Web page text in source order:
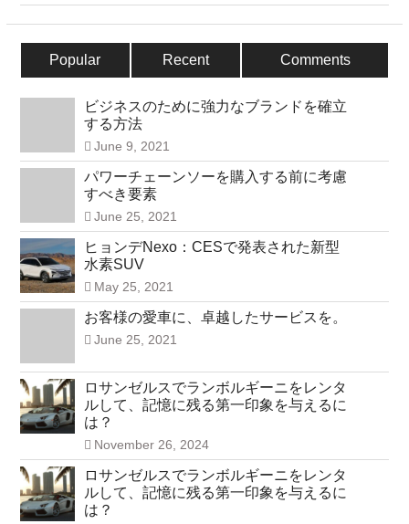
Popular Recent Comments
ビジネスのために強力なブランドを確立
する方法
June 9, 2021
パワーチェーンソーを購入する前に考慮
すべき要素
June 25, 2021
ヒョンデNexo：CESで発表された新型
水素SUV
May 25, 2021
お客様の愛車に、卓越したサービスを。
June 25, 2021
ロサンゼルスでランボルギーニをレンタ
ルして、記憶に残る第一印象を与えるに
は？
November 26, 2024
ロサンゼルスでランボルギーニをレンタ
ルして、記憶に残る第一印象を与えるに
は？